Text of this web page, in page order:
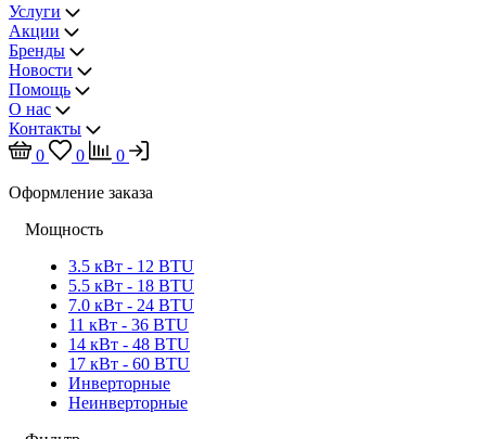
Услуги
Акции
Бренды
Новости
Помощь
О нас
Контакты
0
0
0
Оформление заказа
Мощность
3.5 кВт - 12 BTU
5.5 кВт - 18 BTU
7.0 кВт - 24 BTU
11 кВт - 36 BTU
14 кВт - 48 BTU
17 кВт - 60 BTU
Инверторные
Неинверторные